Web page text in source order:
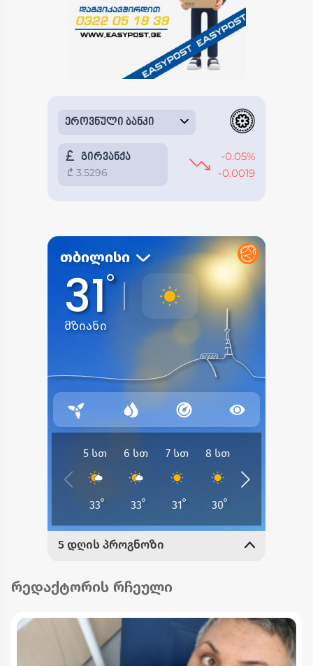
რედაქტორის რჩეული